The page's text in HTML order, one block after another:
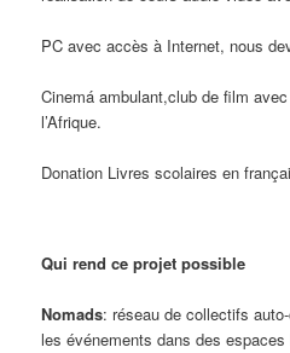
PC avec accès à Internet, nous
Cinemá ambulant,club de film
l’Afrique.
Donation Livres scolaires en
Qui rend ce projet possible
Nomads: réseau de collectifs
les événements dans des espaces